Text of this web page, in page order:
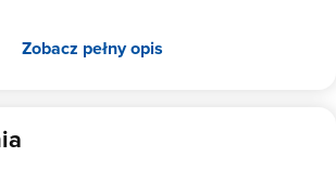
Zobacz pełny opis